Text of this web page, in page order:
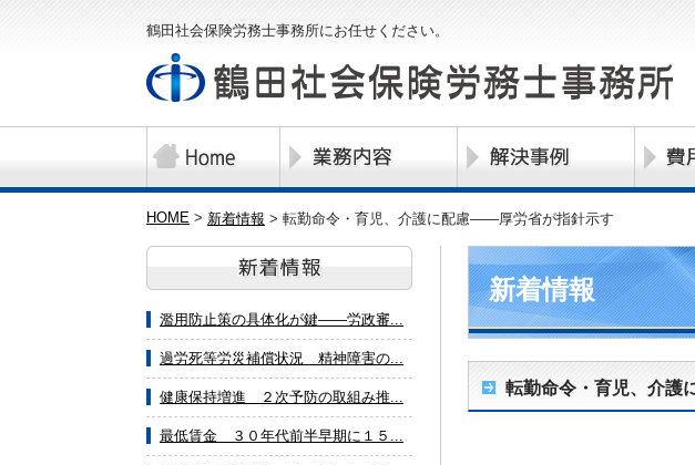
鶴田社会保険労務士事務所にお任せください。
HOME > 新着情報 > 転勤命令・育児、介護に配慮――厚労省が指針示す
新着情報
転勤命令・育児、介
濫用防止策の具体化が鍵――労政審...
過労死等労災補償状況 精神障害の...
健康保持増進 ２次予防の取組み推...
最低賃金 ３０年代前半早期に１５...